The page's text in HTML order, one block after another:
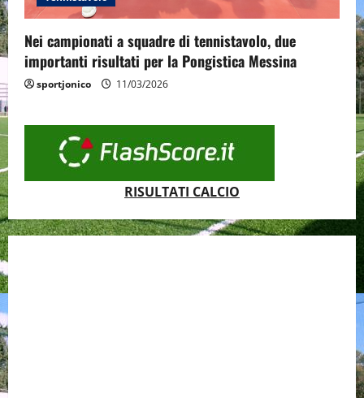
Nei campionati a squadre di tennistavolo, due
importanti risultati per la Pongistica Messina
sportjonico 11/03/2026
RISULTATI CALCIO